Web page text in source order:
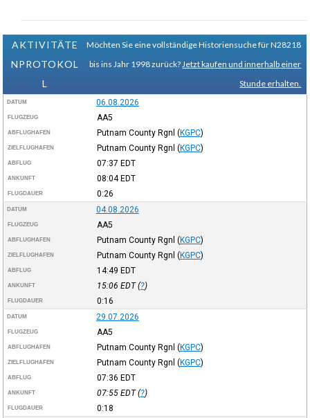
AKTIVITÄTE
NPROTOKOL
L
Möchten Sie eine vollständige Historiensuche für N28218
bis ins Jahr 1998 zurück? Jetzt kaufen und innerhalb einer
Stunde erhalten.
DATUM 06.08.2026
FLUGZEUG AA5
ABFLUGHAFEN Putnam County Rgnl (KGPC)
ZIELFLUGHAFEN Putnam County Rgnl (KGPC)
ABFLUG 07:37 EDT
ANKUNFT 08:04EDT
FLUGDAUER 0:26
DATUM 04.08.2026
FLUGZEUG AA5
ABFLUGHAFEN Putnam County Rgnl (KGPC)
ZIELFLUGHAFEN Putnam County Rgnl (KGPC)
ABFLUG 14:49 EDT
ANKUNFT 15:06 EDT(?)
FLUGDAUER 0:16
DATUM 29.07.2026
FLUGZEUG AA5
ABFLUGHAFEN Putnam County Rgnl (KGPC)
ZIELFLUGHAFEN Putnam County Rgnl (KGPC)
ABFLUG 07:36 EDT
ANKUNFT 07:55 EDT(?)
FLUGDAUER 0:18